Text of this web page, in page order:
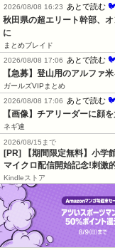
2026/08/08 16:23
あとで読む
秋田県の超エリート幹部、
に
まとめブレイド
2026/08/08 17:06
あとで読む
【急募】登山用のアルファ
ガールズVIPまとめ
2026/08/08 17:06
あとで読む
【画像】チアリーダーに顔
ネギ速
2026/08/15まで
[PR] 【期間限定無料】小学
マイクロ配信開始記念!刺激
Kindleストア